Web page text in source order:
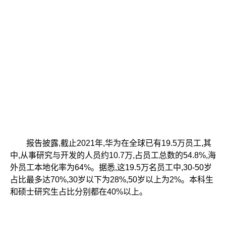
报告披露,截止2021年,华为在全球已有19.5万员工,其
中,从事研究与开发的人员约10.7万,占员工总数的54.8%,海
外员工本地化率为64%。据悉,这19.5万名员工中,30-50岁
占比最多达70%,30岁以下为28%,50岁以上为2%。本科生
和硕士研究生占比分别都在40%以上。